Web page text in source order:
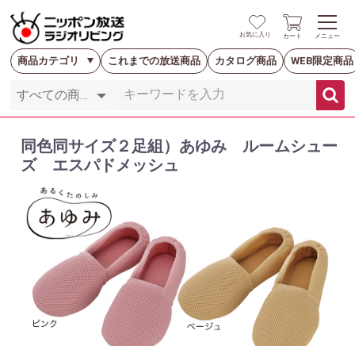
お気に入り カート メニュー
商品カテゴリ これまでの放送商品 カタログ商品 WEB限定商品
同色同サイズ２足組）あゆみ ルームシュー
ズ エスパドメッシュ